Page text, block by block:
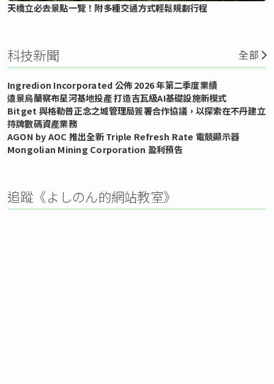
天橋立必去景點一覽！附多種交通方式輕鬆規劃行程
科技新聞 全部
Ingredion Incorporated 公佈 2026 年第二季度業績
遠景烏蘭察布星河基地投產 打造吉瓦級AI基礎設施新模式
Bitget 與格勒普正念之城管理局簽署合作協議，以探索在不丹建立
持牌數碼資產業務
AGON by AOC 推出全新 Triple Refresh Rate 電競顯示器
Mongolian Mining Corporation 盈利預告
追蹤《よしのん的網站教室》